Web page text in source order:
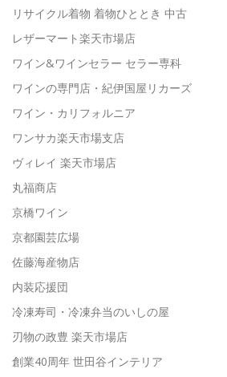
リサイクル着物 着物ひととき 中古
レザーマート楽天市場店
ワイン&ワインセラー セラー専科
ワインの専門店・紀伊国屋リカーズ
ワイン・カリフォルニア
ワンサカ楽天市場支店
ヴィレイ 楽天市場店
丸福商店
京橋ワイン
京都園芸広場
佐藤海産物店
内装応援団
冷凍寿司・冷凍弁当のいしの屋
刃物の政豊 楽天市場店
創業40周年 世田谷インテリア